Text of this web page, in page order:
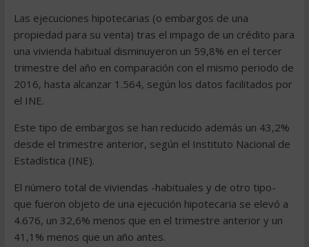
Las ejecuciones hipotecarias (o embargos de una
propiedad para su venta) tras el impago de un crédito para
una vivienda habitual disminuyeron un 59,8% en el tercer
trimestre del año en comparación con el mismo periodo de
2016, hasta alcanzar 1.564, según los datos facilitados por
el INE.
Este tipo de embargos se han reducido además un 43,2%
desde el trimestre anterior, según el Instituto Nacional de
Estadística (INE).
El número total de viviendas -habituales y de otro tipo-
que fueron objeto de una ejecución hipotecaria se elevó a
4.676, un 32,6% menos que en el trimestre anterior y un
41,1% menos que un año antes.